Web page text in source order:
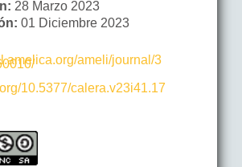
28 Marzo 2023
01 Diciembre 2023
ameli/journal/3
10.5377/calera.v23i41.17